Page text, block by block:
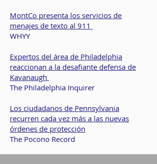
MontCo presenta los servicios de
menajes de texto al 911
WHYY
Expertos del área de Philadelphia
reaccionan a la desafiante defensa de
Kavanaugh
The Philadelphia Inquirer
Los ciudadanos de Pennsylvania
recurren cada vez más a las nuevas
órdenes de protección
The Pocono Record